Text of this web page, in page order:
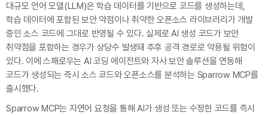
대규모 언어 모델(LLM)은 학습 데이터를 기반으로 코드를 생성하는데,
학습 데이터에 포함된 보안 약점이나 취약한 오픈소스 라이브러리가 개발
중인 소스 코드에 그대로 반영될 수 있다. 실제로 AI 생성 코드가 보안
취약점을 포함하는 경우가 상당수 발생돼 추후 공격 경로로 악용될 위험이
있다. 이에 스패로우는 AI 코딩 에이전트와 자사 보안 솔루션을 연동해
코드가 생성되는 즉시 소스 코드와 오픈소스를 분석하는 Sparrow MCP를
출시했다.
Sparrow MCP는 자연어 요청을 통해 AI가 생성 또는 수정한 코드를 즉시